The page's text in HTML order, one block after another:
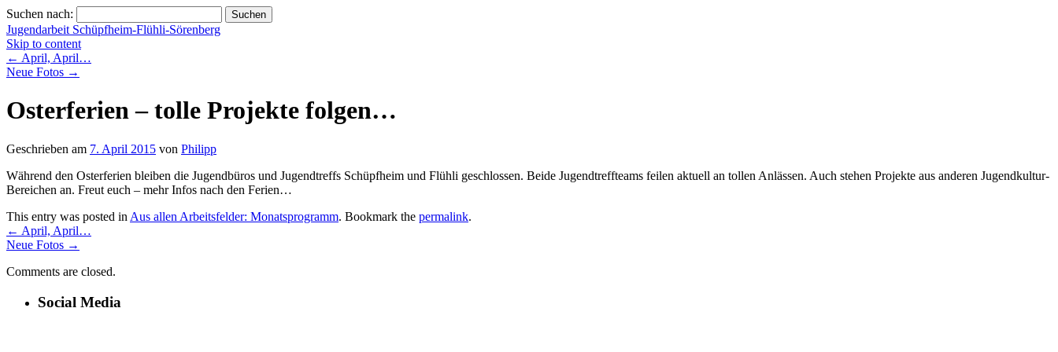
Suchen nach:
Jugendarbeit Schüpfheim-Flühli-Sörenberg
Skip to content
← April, April…
Neue Fotos →
Osterferien – tolle Projekte folgen…
Geschrieben am 7. April 2015 von Philipp
Während den Osterferien bleiben die Jugendbüros und Jugendtreffs Schüpfheim und Flühli geschlossen. Beide Jugendtreffteams feilen aktuell an tollen Anlässen. Auch stehen Projekte aus anderen Jugendkultur-
Bereichen an. Freut euch – mehr Infos nach den Ferien…
This entry was posted in Aus allen Arbeitsfelder: Monatsprogramm. Bookmark the permalink.
← April, April…
Neue Fotos →
Comments are closed.
Social Media